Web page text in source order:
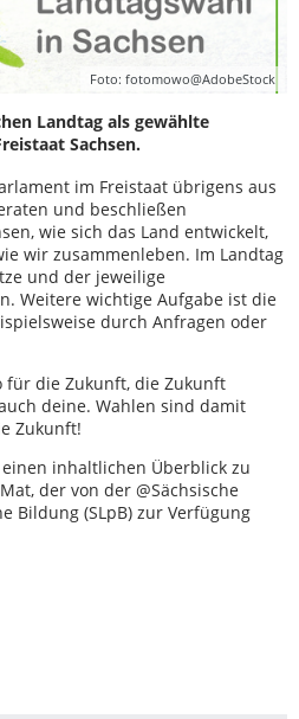
Foto: fotomowo@AdobeStock
Landtag als gewählte
Sachsen.
im Freistaat übrigens aus
und beschließen
wie sich das Land entwickelt,
wir zusammenleben. Im Landtag
und der jeweilige
Weitere wichtige Aufgabe ist die
durch Anfragen oder
für die Zukunft, die Zukunft
deine. Wahlen sind damit
Zukunft!
inhaltlichen Überblick zu
der von der @Sächsische
Bildung (SLpB) zur Verfügung